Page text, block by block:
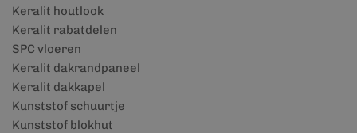
Keralit houtlook
Keralit rabatdelen
SPC vloeren
Keralit dakrandpaneel
Keralit dakkapel
Kunststof schuurtje
Kunststof blokhut